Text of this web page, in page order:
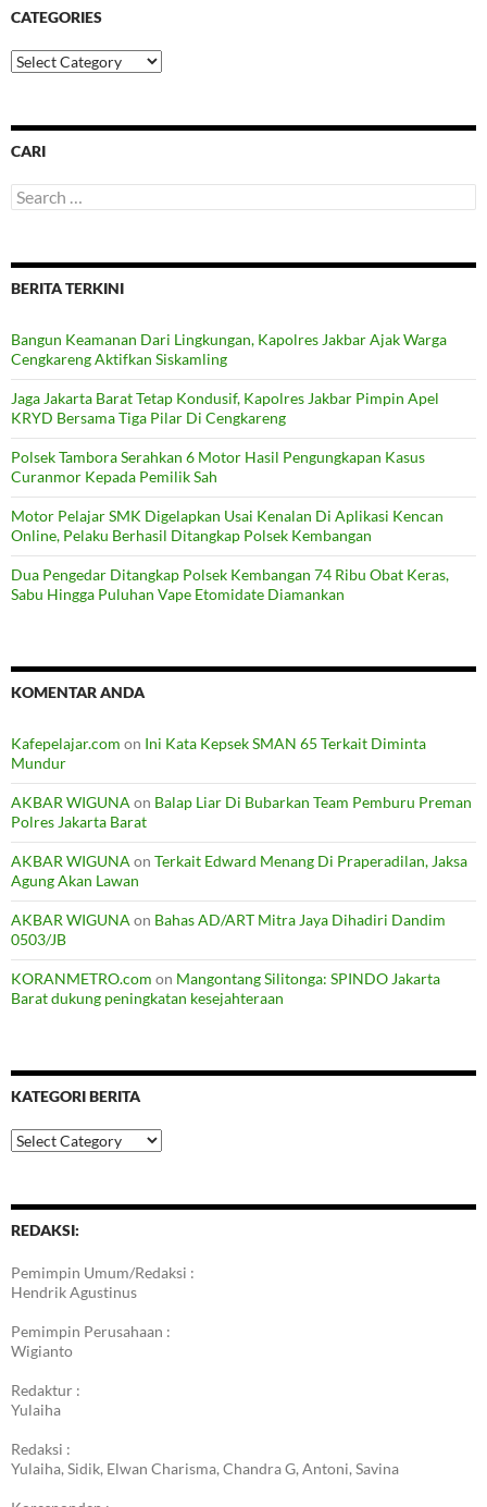
CATEGORIES
Categories
CARI
Search
for:
BERITA TERKINI
Bangun Keamanan Dari Lingkungan, Kapolres Jakbar Ajak Warga
Cengkareng Aktifkan Siskamling
Jaga Jakarta Barat Tetap Kondusif, Kapolres Jakbar Pimpin Apel
KRYD Bersama Tiga Pilar Di Cengkareng
Polsek Tambora Serahkan 6 Motor Hasil Pengungkapan Kasus
Curanmor Kepada Pemilik Sah
Motor Pelajar SMK Digelapkan Usai Kenalan Di Aplikasi Kencan
Online, Pelaku Berhasil Ditangkap Polsek Kembangan
Dua Pengedar Ditangkap Polsek Kembangan 74 Ribu Obat Keras,
Sabu Hingga Puluhan Vape Etomidate Diamankan
KOMENTAR ANDA
Kafepelajar.com on Ini Kata Kepsek SMAN 65 Terkait Diminta
Mundur
AKBAR WIGUNA on Balap Liar Di Bubarkan Team Pemburu Preman
Polres Jakarta Barat
AKBAR WIGUNA on Terkait Edward Menang Di Praperadilan, Jaksa
Agung Akan Lawan
AKBAR WIGUNA on Bahas AD/ART Mitra Jaya Dihadiri Dandim
0503/JB
KORANMETRO.com on Mangontang Silitonga: SPINDO Jakarta
Barat dukung peningkatan kesejahteraan
KATEGORI BERITA
Kategori
Berita
REDAKSI:
Pemimpin Umum/Redaksi :
Hendrik Agustinus
Pemimpin Perusahaan :
Wigianto
Redaktur :
Yulaiha
Redaksi :
Yulaiha, Sidik, Elwan Charisma, Chandra G, Antoni, Savina